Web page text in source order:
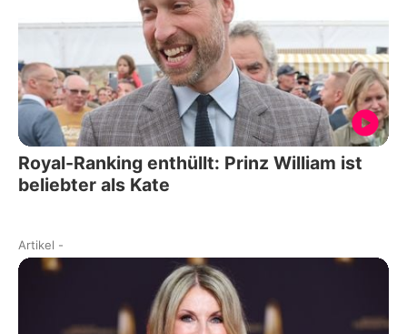
Royal-Ranking enthüllt: Prinz William ist
beliebter als Kate
Artikel -